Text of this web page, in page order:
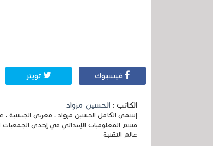
فيسبوك تويتر
الكاتب : الحسين مزواد
قسم المعلوميات الإبتدائي في إحدى
عالم التقنية